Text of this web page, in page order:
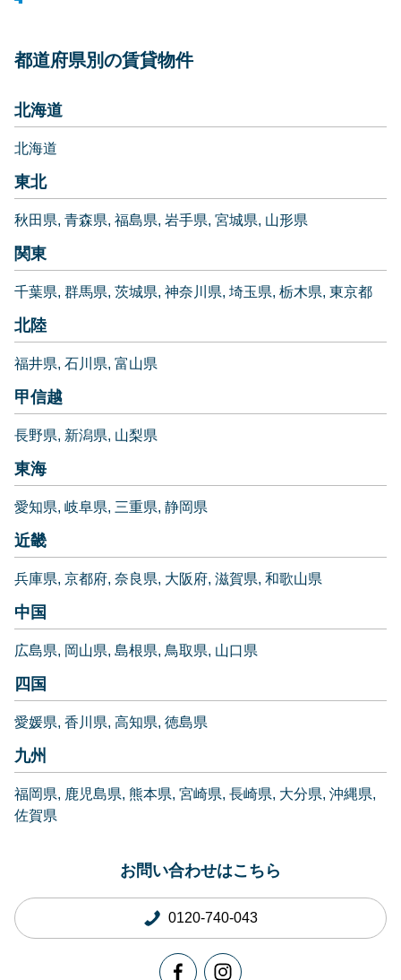
都道府県別の賃貸物件
北海道
北海道
東北
秋田県 青森県 福島県 岩手県 宮城県 山形県
関東
千葉県 群馬県 茨城県 神奈川県 埼玉県 栃木県 東京都
北陸
福井県 石川県 富山県
甲信越
長野県 新潟県 山梨県
東海
愛知県 岐阜県 三重県 静岡県
近畿
兵庫県 京都府 奈良県 大阪府 滋賀県 和歌山県
中国
広島県 岡山県 島根県 鳥取県 山口県
四国
愛媛県 香川県 高知県 徳島県
九州
福岡県 鹿児島県 熊本県 宮崎県 長崎県 大分県 沖縄県
佐賀県
お問い合わせはこちら
0120-740-043